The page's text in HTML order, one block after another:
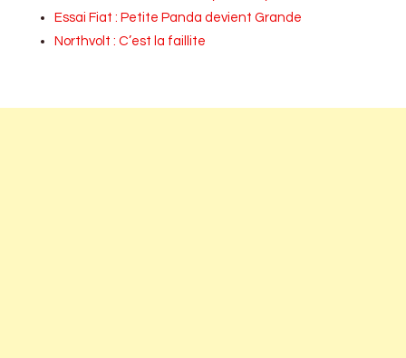
Essai Fiat : Petite Panda devient Grande
Northvolt : C’est la faillite